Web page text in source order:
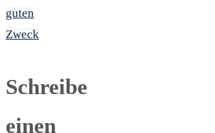
guten
Zweck
Schreibe
einen